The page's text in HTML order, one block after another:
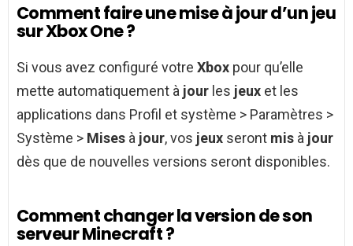
Comment faire une mise à jour d’un jeu
sur Xbox One ?
Si vous avez configuré votre Xbox pour qu’elle
mette automatiquement à jour les jeux et les
applications dans Profil et système > Paramètres >
Système > Mises à jour, vos jeux seront mis à jour
dès que de nouvelles versions seront disponibles.
Comment changer la version de son
serveur Minecraft ?